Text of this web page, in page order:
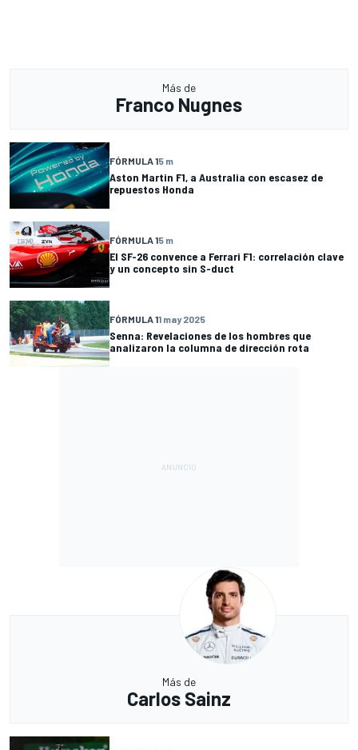
Más de
Franco Nugnes
FÓRMULA 15 m
Aston Martin F1, a Australia con escasez de
repuestos Honda
FÓRMULA 15 m
El SF-26 convence a Ferrari F1: correlación clave
y un concepto sin S-duct
FÓRMULA 11 may 2025
Senna: Revelaciones de los hombres que
analizaron la columna de dirección rota
Más de
Carlos Sainz